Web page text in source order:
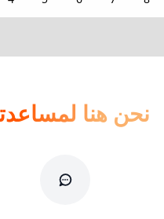
نحن هنا